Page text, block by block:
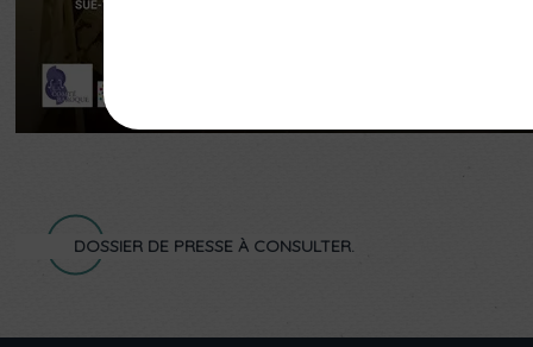
DOSSIER DE PRESSE À CONSULTER.